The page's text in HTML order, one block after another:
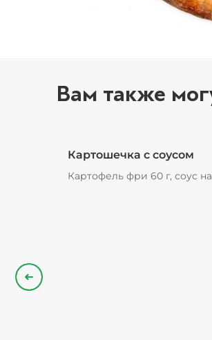
Вам также
Картошечка с соусом
Картофель фри 60 г, соус на
Назад